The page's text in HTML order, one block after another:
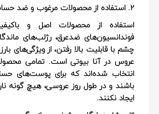
2. استفاده از محصولات مرغوب و ضد حساسیت
استفاده از محصولات اصل و
فوندانسیون‌های ضدعرق، رژلب‌های
چشم با قابلیت بالا رفتن، از ویژگی‌های
عروس در آنا بیوتی است. تمامی
انتخاب شده‌اند که برای پوست‌های
باشند و در طول روز عروسی، هیچ گونه
ایجاد نکنند.